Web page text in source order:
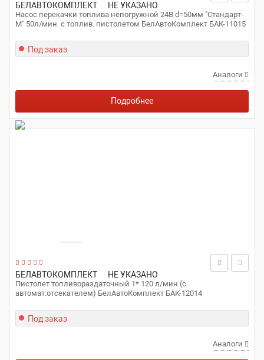
БЕЛАВТОКОМПЛЕКТ НЕ УКАЗАНО
Насос перекачки топлива непогружной 24В d=50мм "Стандарт-
М" 50л/мин. с топлив. пистолетом БелАвтоКомплект БАК-11015
Под заказ
Аналоги
Подробнее
БЕЛАВТОКОМПЛЕКТ НЕ УКАЗАНО
Пистолет топливораздаточный 1* 120 л/мин (с
автомат.отсекателем) БелАвтоКомплект БАК-12014
Под заказ
Аналоги